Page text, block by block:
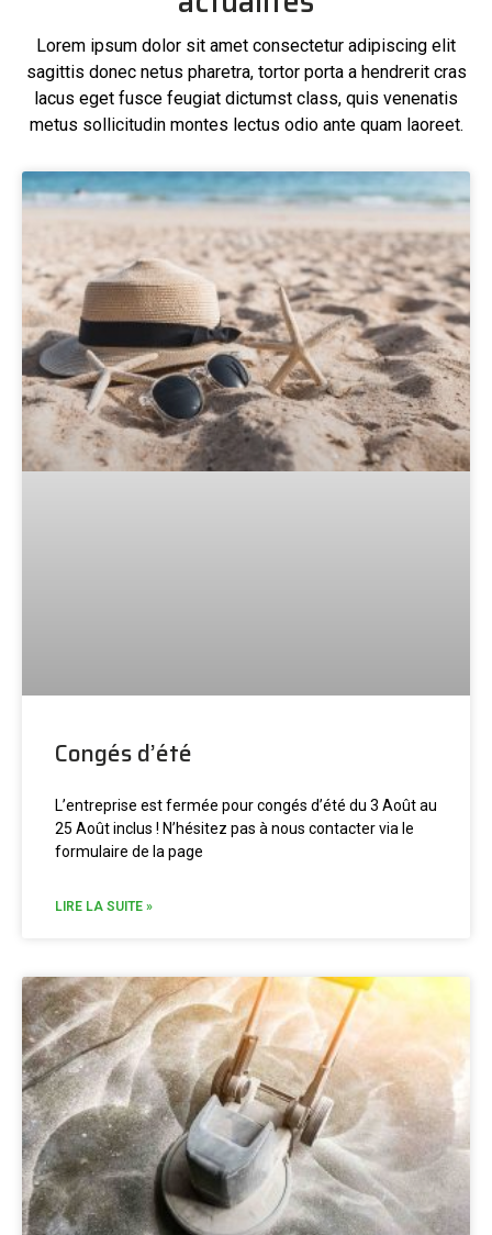
Lorem ipsum dolor sit amet consectetur adipiscing elit
sagittis donec netus pharetra, tortor porta a hendrerit cras
lacus eget fusce feugiat dictumst class, quis venenatis
metus sollicitudin montes lectus odio ante quam laoreet.
Congés d’été
L’entreprise est fermée pour congés d’été du 3 Août au
25 Août inclus ! N’hésitez pas à nous contacter via le
formulaire de la page
LIRE LA SUITE »